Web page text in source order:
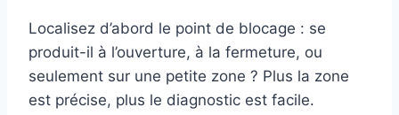
Localisez d’abord le point de blocage : se
produit-il à l’ouverture, à la fermeture, ou
seulement sur une petite zone ? Plus la zone
est précise, plus le diagnostic est facile.